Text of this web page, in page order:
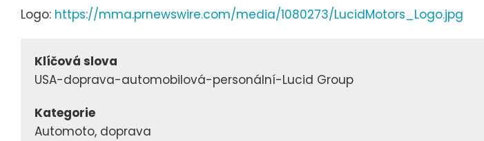
Logo: https://mma.prnewswire.com/media/1080273/LucidMotors_Logo.jpg
Klíčová slova
USA-doprava-automobilová-personální-Lucid Group
Kategorie
Automoto, doprava